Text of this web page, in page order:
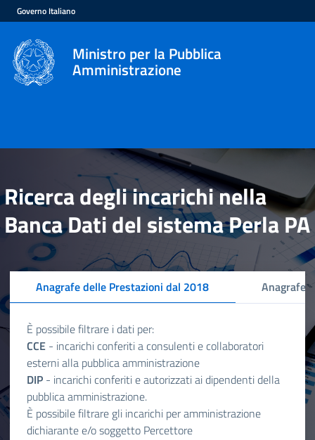
Governo Italiano
Ministro per la Pubblica
Amministrazione
Ricerca degli incarichi nella
Banca Dati del sistema Perla PA
Anagrafe delle Prestazioni dal 2018 Anagrafe
È possibile filtrare i dati per:
CCE - incarichi conferiti a consulenti e collaboratori
esterni alla pubblica amministrazione
DIP - incarichi conferiti e autorizzati ai dipendenti della
pubblica amministrazione.
È possibile filtrare gli incarichi per amministrazione
dichiarante e/o soggetto Percettore